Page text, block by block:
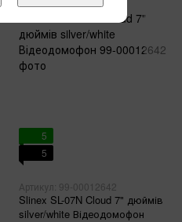
5
5
Артикул: 99-00012642
Slinex SL-07N Cloud 7" дюймів
silver/white Відеодомофон